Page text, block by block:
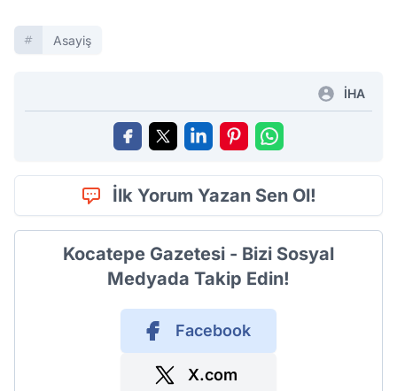
Asayiş
İHA
İlk Yorum Yazan Sen Ol!
Kocatepe Gazetesi - Bizi Sosyal
Medyada Takip Edin!
Facebook
X.com